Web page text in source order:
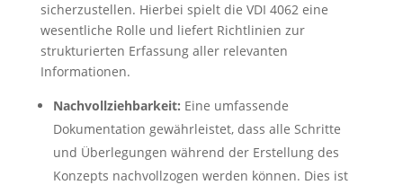
sicherzustellen. Hierbei spielt die VDI 4062 eine
wesentliche Rolle und liefert Richtlinien zur
strukturierten Erfassung aller relevanten
Informationen.
Nachvollziehbarkeit: Eine umfassende
Dokumentation gewährleistet, dass alle Schritte
und Überlegungen während der Erstellung des
Konzepts nachvollzogen werden können. Dies ist